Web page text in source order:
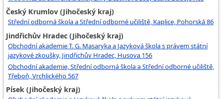
Český Krumlov (Jihočeský kraj)
Střední odborná škola a Střední odborné učiliště, Kaplice, Pohorská 86
Jindřichův Hradec (Jihočeský kraj)
Obchodní akademie T. G. Masaryka a Jazyková škola s právem státní
jazykové zkoušky, Jindřichův Hradec, Husova 156
Obchodní akademie, Střední odborná škola a Střední odborné učiliště,
Třeboň, Vrchlického 567
Písek (Jihočeský kraj)